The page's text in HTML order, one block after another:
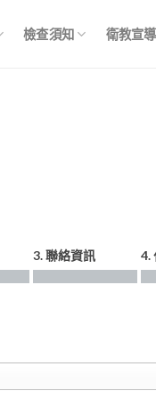
檢查須知 衛教宣導
3. 聯絡資訊 4.